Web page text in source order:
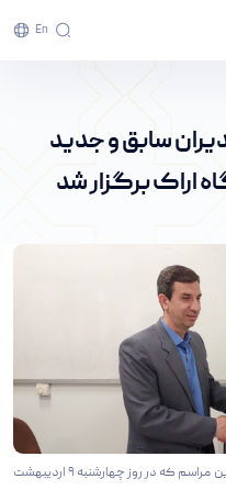
En
شد - پرتال خبری
سابق و جدید
اراک برگزار شد
به گزارش پایگاه خبری دانشگاه اراک(Auna)، در این مراسم که در روز چهارشنبه ۹ اردیبهشت